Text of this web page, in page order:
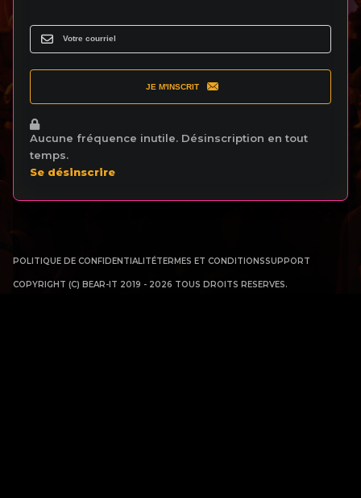
JE M'INSCRIT
Aucune fréquence inutile. Désinscription en tout
temps.
Se désinscrire
POLITIQUE DE CONFIDENTIALITÉTERMES ET CONDITIONSSUPPORT
COPYRIGHT (C) BEAR-IT 2019 - 2026 TOUS DROITS RESERVES.